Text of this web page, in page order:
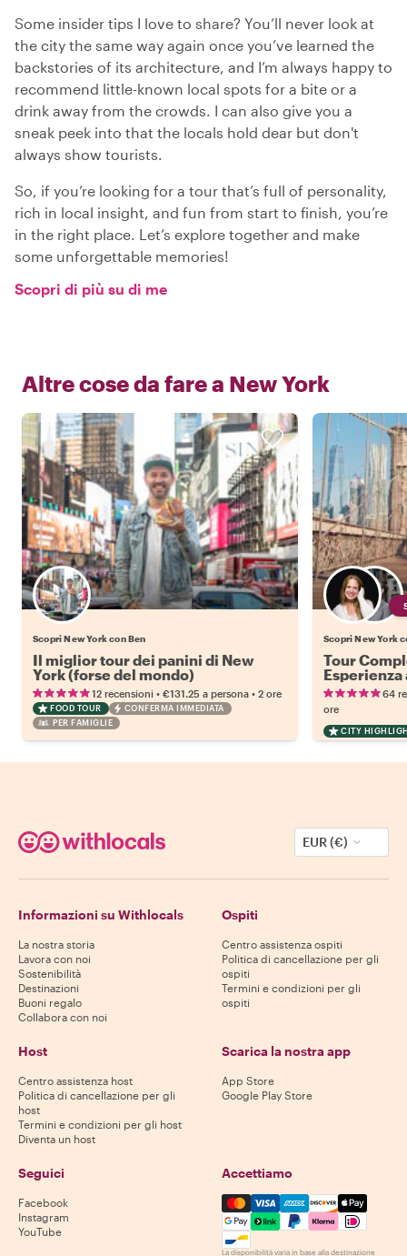
Some insider tips I love to share? You’ll never look at
the city the same way again once you’ve learned the
backstories of its architecture, and I’m always happy to
recommend little-known local spots for a bite or a
drink away from the crowds. I can also give you a
sneak peek into that the locals hold dear but don't
always show tourists.
So, if you’re looking for a tour that’s full of personality,
rich in local insight, and fun from start to finish, you’re
in the right place. Let’s explore together and make
some unforgettable memories!
Scopri di più su di me
Altre cose da fare a New York
Scopri New York con Ben
Il miglior tour dei panini di New
York (forse del mondo)
12 recensioni • €131.25 a persona • 2 ore
FOOD TOUR
CONFERMA IMMEDIATA
PER FAMIGLIE
Scopri New York
Tour
Esperienza
64
ore
CITY
EUR (€)
Informazioni su Withlocals
La nostra storia
Lavora con noi
Sostenibilità
Destinazioni
Buoni regalo
Collabora con noi
Ospiti
Centro assistenza ospiti
Politica di cancellazione per gli
ospiti
Termini e condizioni per gli
ospiti
Host
Centro assistenza host
Politica di cancellazione per gli
host
Termini e condizioni per gli host
Diventa un host
Scarica la nostra app
App Store
Google Play Store
Seguici
Facebook
Instagram
YouTube
Accettiamo
Mastercard, Visa, Amex,
La disponibilità varia in base alla destinazione